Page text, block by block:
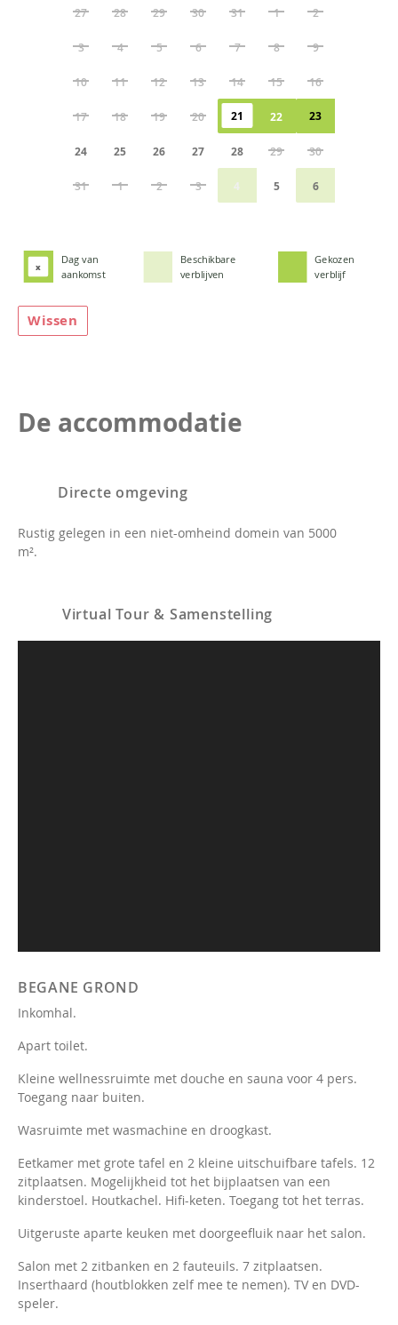
27 28 29 30 31 1 2
3 4 5 6 7 8 9
10 11 12 13 14 15 16
17 18 19 20 21 22 23
24 25 26 27 28 29 30
31 1 2 3 4 5 6
x
Dag van
aankomst
Beschikbare
verblijven
Gekozen
verblijf
Wissen
De accommodatie
Directe omgeving
Rustig gelegen in een niet-omheind domein van 5000
m².
Virtual Tour & Samenstelling
BEGANE GROND
Inkomhal.
Apart toilet.
Kleine wellnessruimte met douche en sauna voor 4 pers.
Toegang naar buiten.
Wasruimte met wasmachine en droogkast.
Eetkamer met grote tafel en 2 kleine uitschuifbare tafels. 12
zitplaatsen. Mogelijkheid tot het bijplaatsen van een
kinderstoel. Houtkachel. Hifi-keten. Toegang tot het terras.
Uitgeruste aparte keuken met doorgeefluik naar het salon.
Salon met 2 zitbanken en 2 fauteuils. 7 zitplaatsen.
Inserthaard (houtblokken zelf mee te nemen). TV en DVD-
speler.